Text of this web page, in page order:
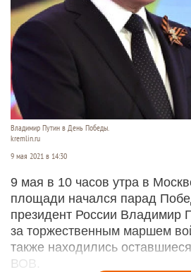
Владимир Путин в День Победы.
kremlin.ru
9 мая 2021 в 14:30
9 мая в 10 часов утра в
площади начался парад
президент России Владимир
за торжественным маршем
также находились
ВОВ.